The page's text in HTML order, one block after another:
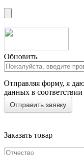
Обновить
Отправляя форму, я
данных в соответствии
Заказать товар